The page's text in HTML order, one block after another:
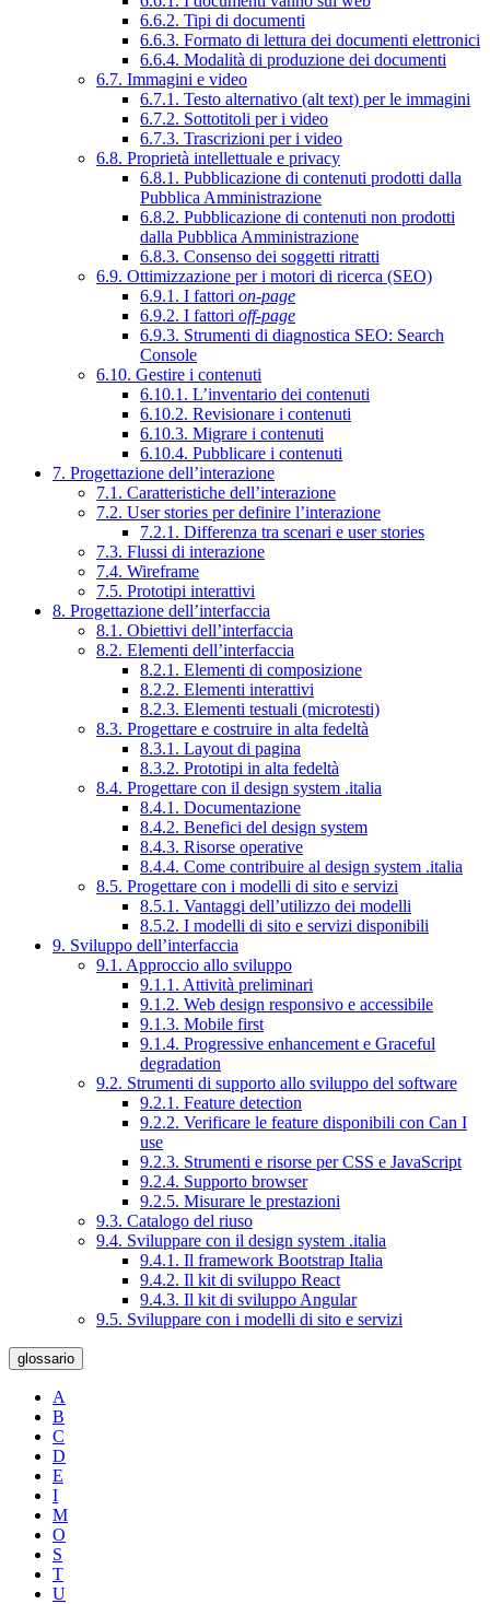
6.6.2. Tipi di documenti
6.6.3. Formato di lettura dei documenti elettronici
6.6.4. Modalità di produzione dei documenti
6.7. Immagini e video
6.7.1. Testo alternativo (alt text) per le immagini
6.7.2. Sottotitoli per i video
6.7.3. Trascrizioni per i video
6.8. Proprietà intellettuale e privacy
6.8.1. Pubblicazione di contenuti prodotti dalla
Pubblica Amministrazione
6.8.2. Pubblicazione di contenuti non prodotti
dalla Pubblica Amministrazione
6.8.3. Consenso dei soggetti ritratti
6.9. Ottimizzazione per i motori di ricerca (SEO)
6.9.1. I fattori on-page
6.9.2. I fattori off-page
6.9.3. Strumenti di diagnostica SEO: Search
Console
6.10. Gestire i contenuti
6.10.1. L’inventario dei contenuti
6.10.2. Revisionare i contenuti
6.10.3. Migrare i contenuti
6.10.4. Pubblicare i contenuti
7. Progettazione dell’interazione
7.1. Caratteristiche dell’interazione
7.2. User stories per definire l’interazione
7.2.1. Differenza tra scenari e user stories
7.3. Flussi di interazione
7.4. Wireframe
7.5. Prototipi interattivi
8. Progettazione dell’interfaccia
8.1. Obiettivi dell’interfaccia
8.2. Elementi dell’interfaccia
8.2.1. Elementi di composizione
8.2.2. Elementi interattivi
8.2.3. Elementi testuali (microtesti)
8.3. Progettare e costruire in alta fedeltà
8.3.1. Layout di pagina
8.3.2. Prototipi in alta fedeltà
8.4. Progettare con il design system .italia
8.4.1. Documentazione
8.4.2. Benefici del design system
8.4.3. Risorse operative
8.4.4. Come contribuire al design system .italia
8.5. Progettare con i modelli di sito e servizi
8.5.1. Vantaggi dell’utilizzo dei modelli
8.5.2. I modelli di sito e servizi disponibili
9. Sviluppo dell’interfaccia
9.1. Approccio allo sviluppo
9.1.1. Attività preliminari
9.1.2. Web design responsivo e accessibile
9.1.3. Mobile first
9.1.4. Progressive enhancement e Graceful
degradation
9.2. Strumenti di supporto allo sviluppo del software
9.2.1. Feature detection
9.2.2. Verificare le feature disponibili con Can I
use
9.2.3. Strumenti e risorse per CSS e JavaScript
9.2.4. Supporto browser
9.2.5. Misurare le prestazioni
9.3. Catalogo del riuso
9.4. Sviluppare con il design system .italia
9.4.1. Il framework Bootstrap Italia
9.4.2. Il kit di sviluppo React
9.4.3. Il kit di sviluppo Angular
9.5. Sviluppare con i modelli di sito e servizi
glossario
A
B
C
D
E
I
M
O
S
T
U